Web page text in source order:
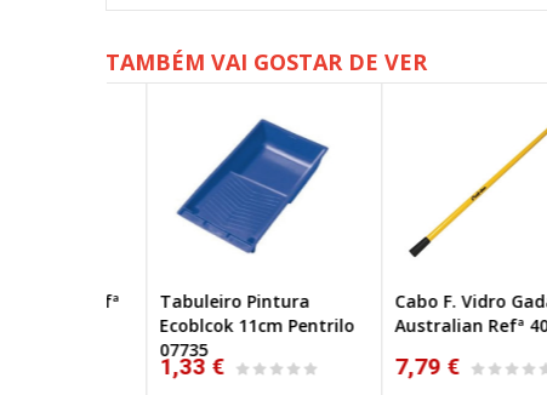
TAMBÉM VAI GOSTAR DE VER
Tabuleiro Pintura
Ecoblcok 11cm Pentrilo
07735
1,33 €
Cabo F. Vidro
Australian Refª
7,79 €